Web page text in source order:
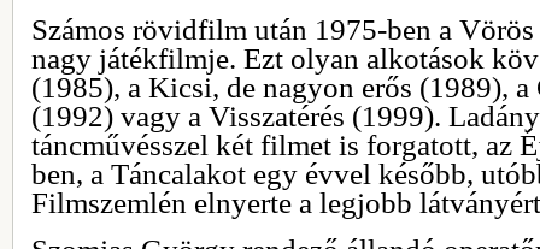
Számos rövidfilm után 1975-ben a
nagy játékfilmje. Ezt olyan alkotások
(1985), a Kicsi, de nagyon erős (1989),
(1992) vagy a Visszatérés (1999).
táncművésszel két filmet is forgatott, az
ben, a Táncalakot egy évvel később,
Filmszemlén elnyerte a legjobb